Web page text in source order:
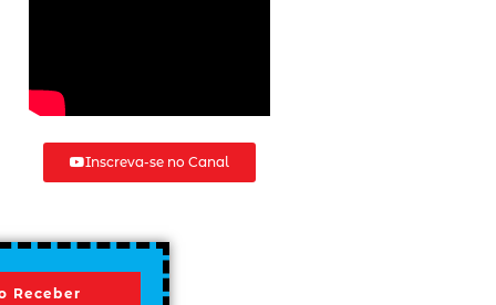
Inscreva-se no Canal
Receber